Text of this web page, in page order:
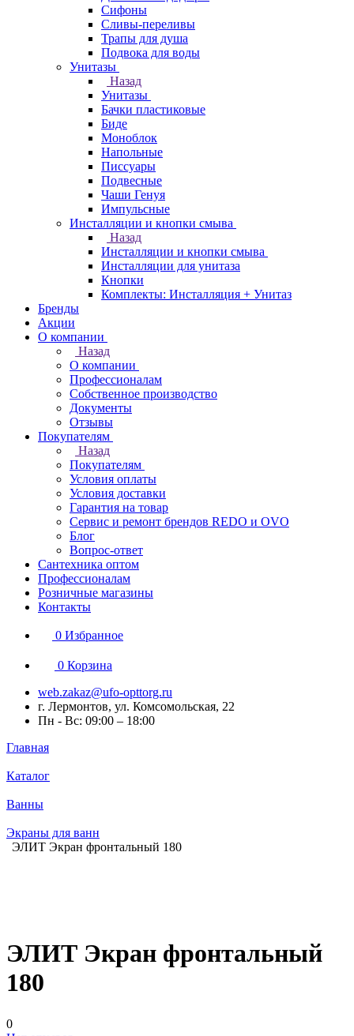
Сифоны
Сливы-переливы
Трапы для душа
Подвока для воды
Унитазы
Назад
Унитазы
Бачки пластиковые
Биде
Моноблок
Напольные
Писсуары
Подвесные
Чаши Генуя
Импульсные
Инсталляции и кнопки смыва
Назад
Инсталляции и кнопки смыва
Инсталляции для унитаза
Кнопки
Комплекты: Инсталляция + Унитаз
Бренды
Акции
О компании
Назад
О компании
Профессионалам
Собственное производство
Документы
Отзывы
Покупателям
Назад
Покупателям
Условия оплаты
Условия доставки
Гарантия на товар
Сервис и ремонт брендов REDO и OVO
Блог
Вопрос-ответ
Сантехника оптом
Профессионалам
Розничные магазины
Контакты
0 Избранное
0 Корзина
web.zakaz@ufo-opttorg.ru
г. Лермонтов, ул. Комсомольская, 22
Пн - Вс: 09:00 – 18:00
Главная
Каталог
Ванны
Экраны для ванн
ЭЛИТ Экран фронтальный 180
ЭЛИТ Экран фронтальный
180
0